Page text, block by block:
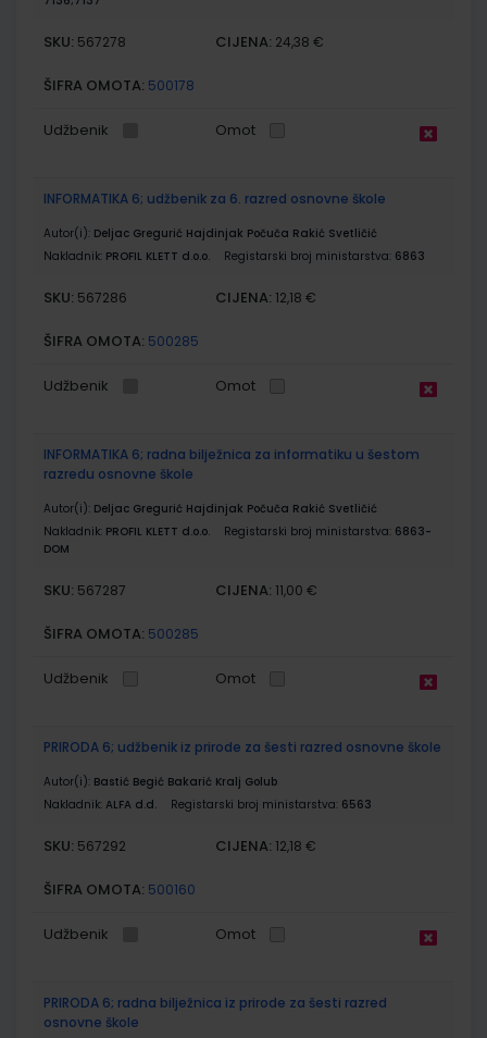
SKU: 567278 CIJENA: 24,38 €
ŠIFRA OMOTA: 500178
Udžbenik Omot
INFORMATIKA 6; udžbenik za 6. razred osnovne škole
Autor(i): Deljac Gregurić Hajdinjak Počuča Rakić Svetličić
Nakladnik: PROFIL KLETT d.o.o. Registarski broj ministarstva: 6863
SKU: 567286 CIJENA: 12,18 €
ŠIFRA OMOTA: 500285
Udžbenik Omot
INFORMATIKA 6; radna bilježnica za informatiku u šestom
razredu osnovne škole
Autor(i): Deljac Gregurić Hajdinjak Počuča Rakić Svetličić
Nakladnik: PROFIL KLETT d.o.o. Registarski broj ministarstva: 6863-
DOM
SKU: 567287 CIJENA: 11,00 €
ŠIFRA OMOTA: 500285
Udžbenik Omot
PRIRODA 6; udžbenik iz prirode za šesti razred osnovne škole
Autor(i): Bastić Begić Bakarić Kralj Golub
Nakladnik: ALFA d.d. Registarski broj ministarstva: 6563
SKU: 567292 CIJENA: 12,18 €
ŠIFRA OMOTA: 500160
Udžbenik Omot
PRIRODA 6; radna bilježnica iz prirode za šesti razred
osnovne škole